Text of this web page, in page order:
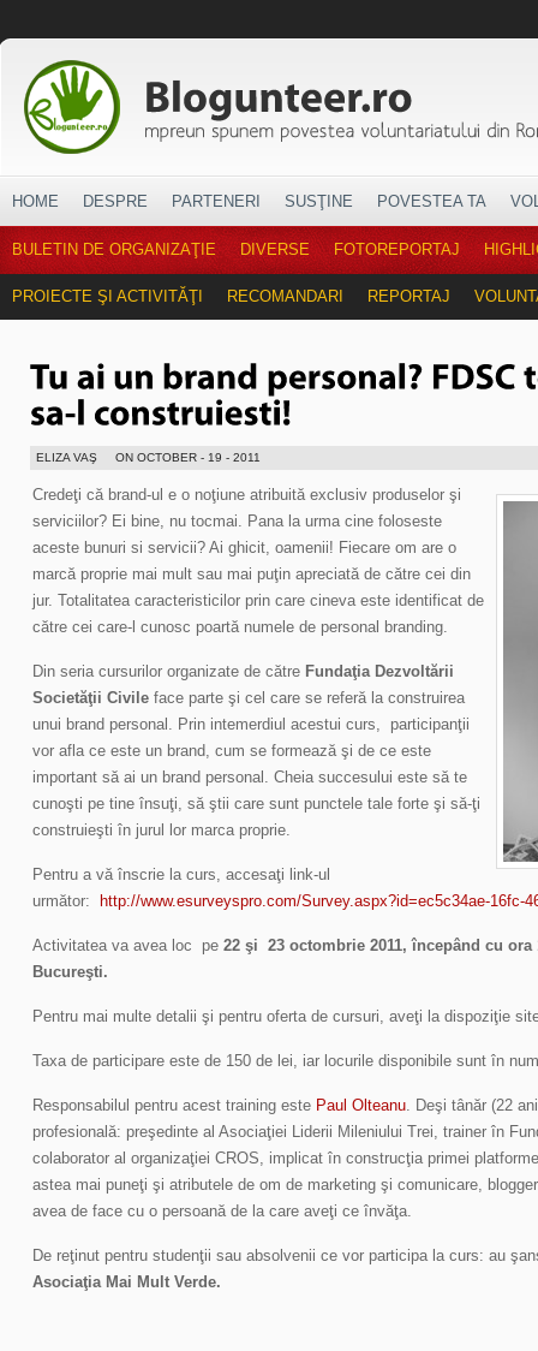
HOME DESPRE PARTENERI SUSŢINE POVESTEA TA
BULETIN DE ORGANIZAŢIE DIVERSE FOTOREPORTAJ
PROIECTE ŞI ACTIVITĂŢI RECOMANDARI REPORTAJ
ELIZA VAŞ ON OCTOBER - 19 - 2011
Credeţi că brand-ul e o noţiune atribuită exclusiv produselor şi
serviciilor? Ei bine, nu tocmai. Pana la urma cine foloseste
aceste bunuri si servicii? Ai ghicit, oamenii! Fiecare om are o
marcă proprie mai mult sau mai puţin apreciată de către cei din
jur. Totalitatea caracteristicilor prin care cineva este identificat de
către cei care-l cunosc poartă numele de personal branding.
Din seria cursurilor organizate de către Fundaţia Dezvoltării
Societăţii Civile face parte şi cel care se referă la construirea
unui brand personal. Prin intemerdiul acestui curs, participanţii
vor afla ce este un brand, cum se formează şi de ce este
important să ai un brand personal. Cheia succesului este să te
cunoşti pe tine însuţi, să ştii care sunt punctele tale forte şi să-ţi
construieşti în jurul lor marca proprie.
Pentru a vă înscrie la curs, accesaţi link-ul
următor:
http://www.esurveyspro.com/Survey.aspx?id=ec5c34ae-16fc-
Activitatea va avea loc pe 22 şi 23 octombrie 2011, începând cu ora
Bucureşti.
Pentru mai multe detalii şi pentru oferta de cursuri, aveţi la dispoziţie
Taxa de participare este de 150 de lei, iar locurile disponibile sunt în
Responsabilul pentru acest training este Paul Olteanu. Deşi tânăr (22
profesională: preşedinte al Asociaţiei Liderii Mileniului Trei, trainer în
colaborator al organizaţiei CROS, implicat în construcţia primei
astea mai puneţi şi atributele de om de marketing şi comunicare,
avea de face cu o persoană de la care aveţi ce învăţa.
De reţinut pentru studenţii sau absolvenii ce vor participa la curs: au
Asociaţia Mai Mult Verde.